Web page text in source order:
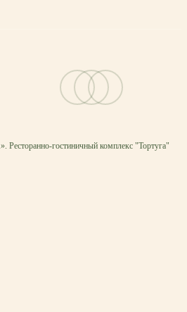
vk telegram
email
Ресторанно-гостиничный комплекс "Тортуга"